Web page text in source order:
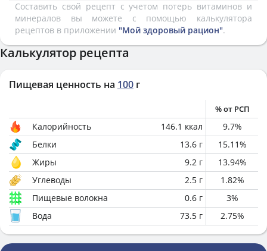
Составить свой рецепт с учетом потерь витаминов и
минералов вы можете с помощью калькулятора
рецептов в приложении "Мой здоровый рацион".
Калькулятор рецепта
Пищевая ценность на 100 г
% от РСП
Калорийность 146.1 ккал 9.7%
Белки
13.6 г 15.11%
Жиры
9.2 г 13.94%
Углеводы
2.5 г 1.82%
Пищевые волокна
0.6 г 3%
Вода
73.5 г 2.75%